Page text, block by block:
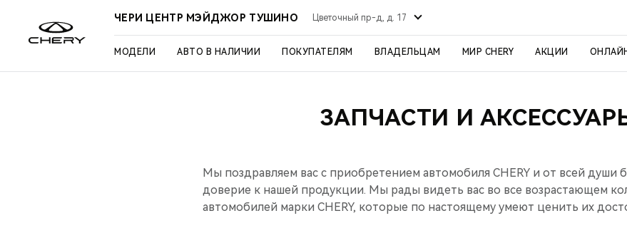
ЧЕРИ ЦЕНТР МЭЙДЖОР ТУШИНО Цветочный пр-д, д. 17
МОДЕЛИ АВТО В НАЛИЧИИ ПОКУПАТЕЛЯМ ВЛАДЕЛЬЦАМ МИР CHERY АКЦИИ
ЗАПЧАСТИ И
Мы поздравляем вас с приобретением автомобиля CHERY и от всей души
доверие к нашей продукции. Мы рады видеть вас во все возрастающем
автомобилей марки CHERY, которые по настоящему умеют ценить их